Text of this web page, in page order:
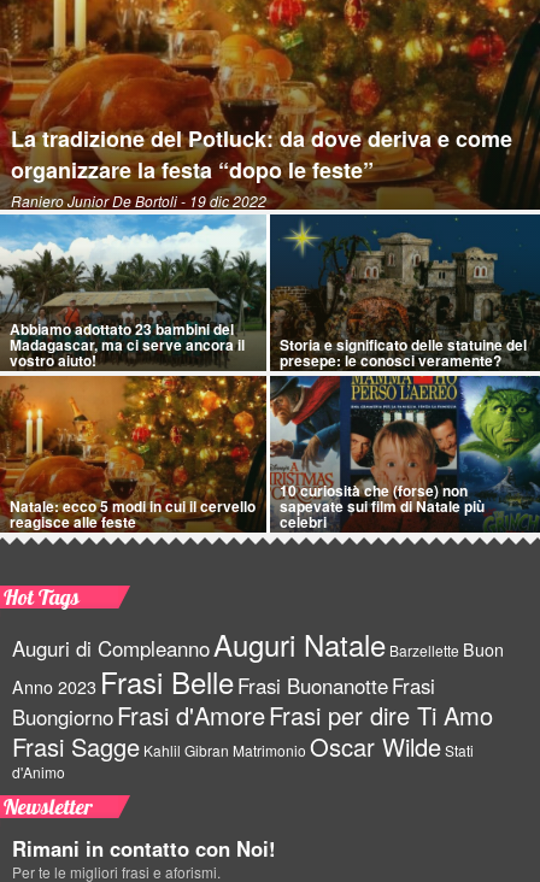
La tradizione del Potluck: da dove deriva e come
organizzare la festa “dopo le feste”
Raniero Junior De Bortoli- 19 dic 2022
Abbiamo adottato 23 bambini del
Madagascar, ma ci serve ancora il
vostro aiuto!
Storia e significato delle statuine del
presepe: le conosci veramente?
Natale: ecco 5 modi in cui il cervello
reagisce alle feste
10 curiosità che (forse) non
sapevate sui film di Natale più
celebri
Hot Tags
Auguri di CompleannoAuguri Natale Barzellette Buon
Anno 2023 Frasi BelleFrasi BuonanotteFrasi
BuongiornoFrasi d'AmoreFrasi per dire Ti Amo
Frasi Sagge Kahlil Gibran Matrimonio Oscar WildeStati
d'Animo
Newsletter
Rimani in contatto con Noi!
Per te le migliori frasi e aforismi.